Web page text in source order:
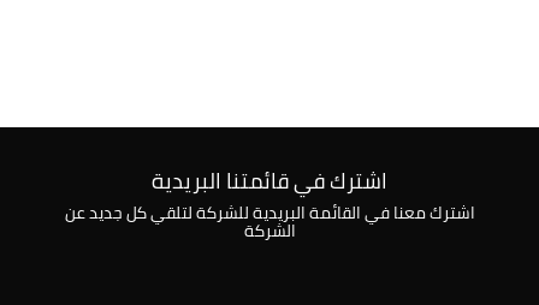
اشترك في قائمتنا البريدية
اشترك معنا في القائمة البريدية للشركة لتلقي كل جديد عن
الشركة